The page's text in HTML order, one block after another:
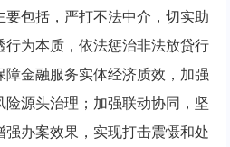
包括，严打不法中介，切实助
行为本质，依法惩治非法放贷行
金融服务实体经济质效，加强
源头治理；加强联动协同，坚
办案效果，实现打击震慑和处